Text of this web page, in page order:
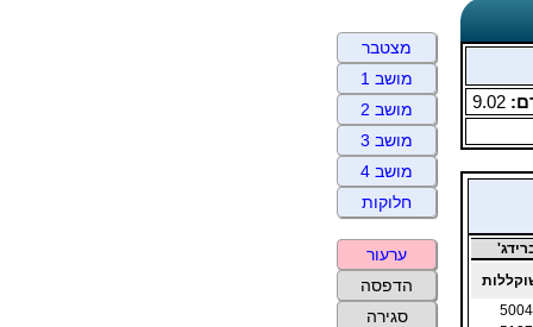
9.02
5004
מצטבר
מושב 1
מושב 2
מושב 3
מושב 4
חלוקות
ערעור
הדפסה
סגירה